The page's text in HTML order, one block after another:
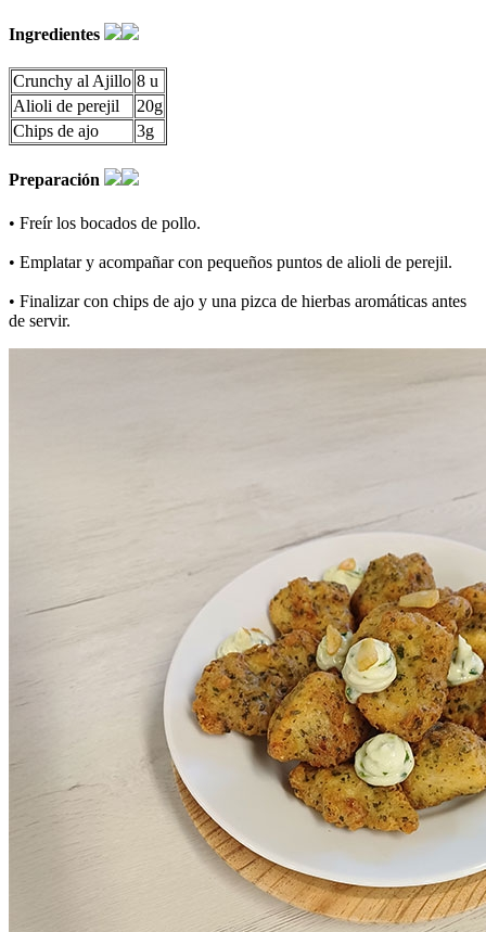
Ingredientes
Crunchy al Ajillo 8 u
Alioli de perejil
20g
Chips de ajo
3g
Preparación
• Freír los bocados de pollo.
• Emplatar y acompañar con pequeños puntos de alioli de perejil.
• Finalizar con chips de ajo y una pizca de hierbas aromáticas antes
de servir.